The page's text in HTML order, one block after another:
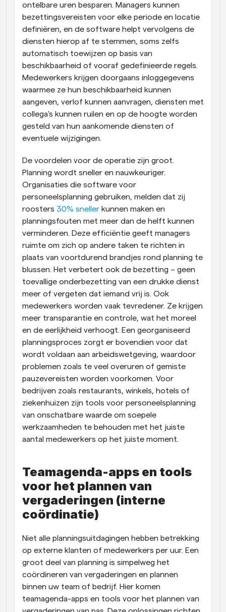
ontelbare uren besparen. Managers kunnen
bezettingsvereisten voor elke periode en locatie
definiëren, en de software helpt vervolgens de
diensten hierop af te stemmen, soms zelfs
automatisch toewijzen op basis van
beschikbaarheid of vooraf gedefinieerde regels.
Medewerkers krijgen doorgaans inloggegevens
waarmee ze hun beschikbaarheid kunnen
aangeven, verlof kunnen aanvragen, diensten met
collega's kunnen ruilen en op de hoogte worden
gesteld van hun aankomende diensten of
eventuele wijzigingen.
De voordelen voor de operatie zijn groot.
Planning wordt sneller en nauwkeuriger.
Organisaties die software voor
personeelsplanning gebruiken, melden dat zij
roosters 30% sneller kunnen maken en
planningsfouten met meer dan de helft kunnen
verminderen. Deze efficiëntie geeft managers
ruimte om zich op andere taken te richten in
plaats van voortdurend brandjes rond planning te
blussen. Het verbetert ook de bezetting – geen
toevallige onderbezetting van een drukke dienst
meer of vergeten dat iemand vrij is. Ook
medewerkers worden vaak tevredener. Ze krijgen
meer transparantie en controle, wat het moreel
en de eerlijkheid verhoogt. Een georganiseerd
planningsproces zorgt er bovendien voor dat
wordt voldaan aan arbeidswetgeving, waardoor
problemen zoals te veel overuren of gemiste
pauzevereisten worden voorkomen. Voor
bedrijven zoals restaurants, winkels, hotels of
ziekenhuizen zijn tools voor personeelsplanning
van onschatbare waarde om soepele
werkzaamheden te behouden met het juiste
aantal medewerkers op het juiste moment.
Teamagenda-apps en tools
voor het plannen van
vergaderingen (interne
coördinatie)
Niet alle planningsuitdagingen hebben betrekking
op externe klanten of medewerkers per uur. Een
groot deel van planning is simpelweg het
coördineren van vergaderingen en plannen
binnen uw team of bedrijf. Hier komen
teamagenda-apps en tools voor het plannen van